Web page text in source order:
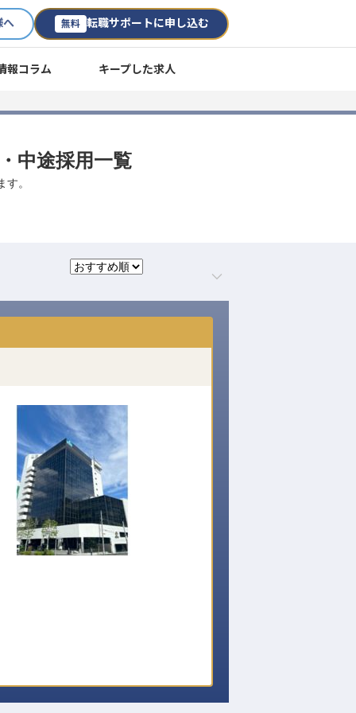
へ 無料 転職サポートに申し込む
報コラム キープした求人
中途採用一覧
。